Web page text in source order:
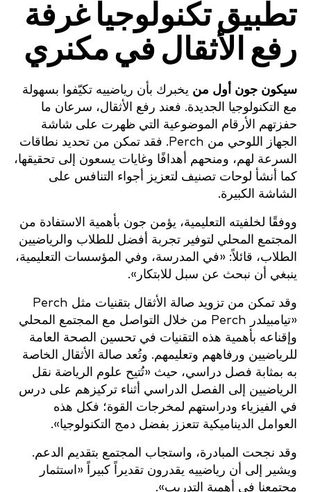
تطبيق تكنولوجيا غرفة
رفع الأثقال في مكنري
سيكون جون أول من يخبرك بأن رياضييه تكيّفوا بسهولة
مع التكنولوجيا الجديدة. فعند رفع الأثقال، سرعان ما
حفزتهم الأرقام الموضوعية التي ظهرت على شاشة
الجهاز اللوحي من Perch. فقد تمكن من تحديد نطاقات
السرعة لهم، ومنحهم أهدافًا وغايات يسعون إلى تحقيقها،
كما أنشأ لوحات تصنيف لتعزيز أجواء التنافس على
الشاشة الكبيرة.
ووفقًا لخلفيته التعليمية، يؤمن جون بأهمية الاستفادة من
المجتمع المحلي لتوفير تجربة أفضل للطلاب والرياضيين
الطلاب، قائلاً: «في المدرسة، وفي المؤسسات التعليمية،
ينبغي أن نبحث عن سبل للابتكار».
وقد تمكن من تزويد صالة الأثقال بتقنيات مثل Perch
«تيامبيلدر Perch من خلال التواصل مع المجتمع المحلي
وإقناعه بأهمية هذه التقنيات في تحسين الصحة العامة
للرياضيين ورفاههم وتعليمهم. وتُعد صالة الأثقال الخاصة
به بمثابة فصل دراسي، حيث «تُتيح علوم الرياضة نقل
الرياضيين إلى الفصل الدراسي أثناء تركيزهم على درس
في الفيزياء ودراستهم لمخرجات القوة؛ فكل هذه
العوامل الديناميكية تتعزز بفضل دمج التكنولوجيا».
وقد نجحت المبادرة، واستجاب المجتمع بتقديم الدعم.
ويشير إلى أن رياضييه يقدرون تقديراً كبيراً «استثمار
مجتمعنا في أهمية التدريب».